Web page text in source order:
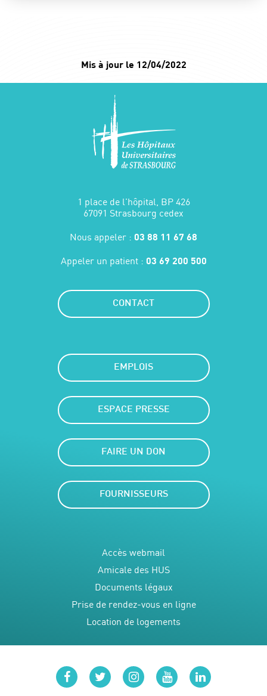
Mis à jour le 12/04/2022
1 place de l'hôpital, BP 426
67091 Strasbourg cedex
Nous appeler : 03 88 11 67 68
Appeler un patient : 03 69 200 500
CONTACT
EMPLOIS
ESPACE PRESSE
FAIRE UN DON
FOURNISSEURS
Accès webmail
Amicale des HUS
Documents légaux
Prise de rendez-vous en ligne
Location de logements
facebooktwitterinstagram
youtubelinkedin